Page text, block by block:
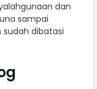
dan
sampai
sudah dibatasi